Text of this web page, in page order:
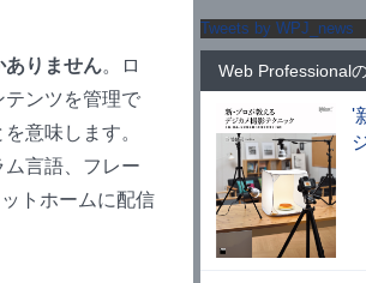
ありません。ロ
ンツを管理で
意味します。
言語、フレー
トホームに配信
Tweets by WPJ_news
Web Professional
'